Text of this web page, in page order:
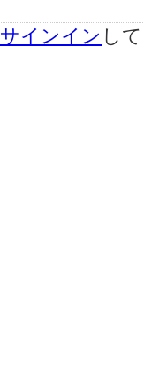
サインイン し